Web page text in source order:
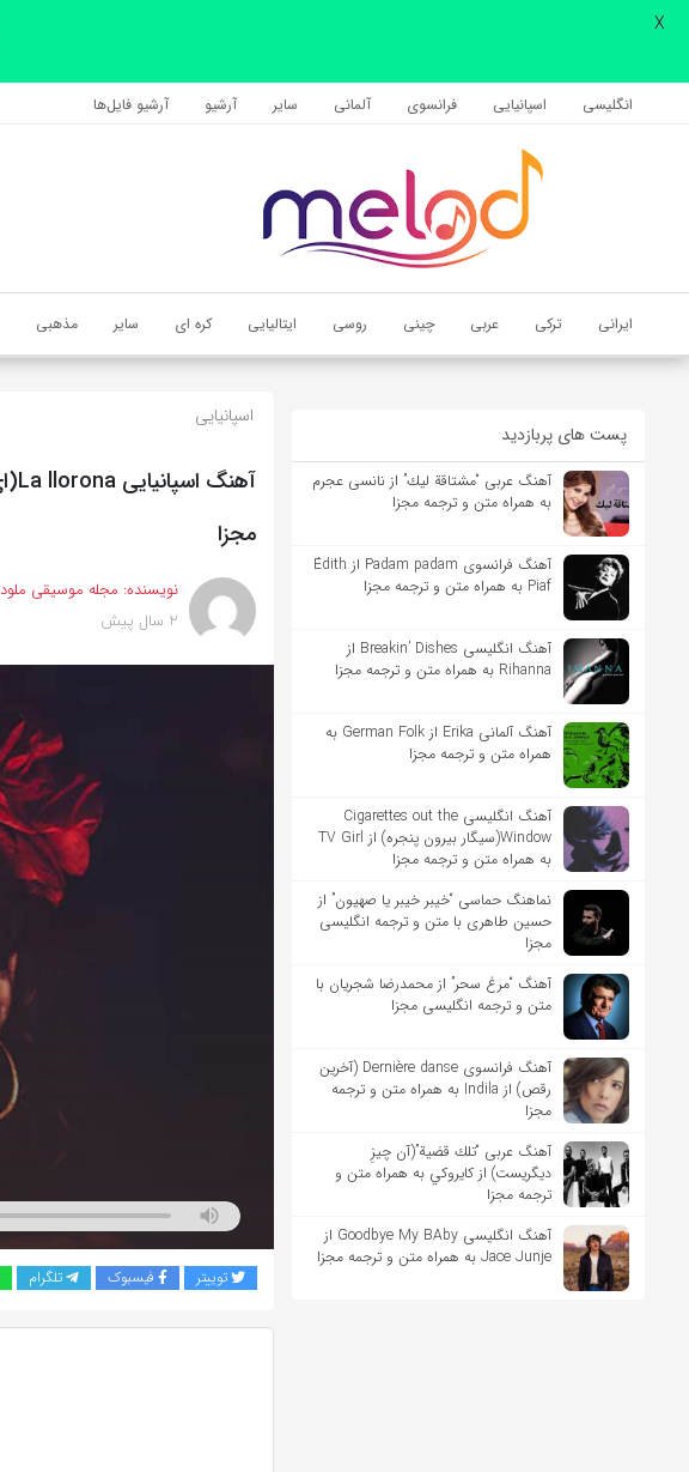
انگلیسی اسپانیایی فرانسوی آلمانی سایر آرشیو آرشیو فایل‌‎ها
ایرانی ترکی عربی چینی روسی ایتالیایی کره ای سایر مذهبی
اشتراک گذاری
با استفاده از روش‌های زیر می‌توانید این صفحه را با دوستان خود به
کپی لینک
پست های پربازدید
آهنگ عربی “مشتاقة لیك” از نانسی عجرم
به همراه متن و ترجمه مجزا
آهنگ فرانسوی Padam padam از Édith
Piaf به همراه متن و ترجمه مجزا
آهنگ انگلیسی Breakin’ Dishes از
Rihanna به همراه متن و ترجمه مجزا
آهنگ آلمانی Erika از German Folk به
همراه متن و ترجمه مجزا
آهنگ انگلیسی Cigarettes out the
Window(سیگار بیرون پنجره) از TV Girl
به همراه متن و ترجمه مجزا
نماهنگ حماسی “خیبر خیبر یا صهیون” از
حسین طاهری با متن و ترجمه انگلیسی
مجزا
آهنگ “مرغ سحر” از محمدرضا شجریان با
متن و ترجمه انگلیسی مجزا
آهنگ فرانسوی Dernière danse (آخرین
رقص) از Indila به همراه متن و ترجمه
مجزا
آهنگ عربی “تلك قضية”(آن چیزِ
دیگریست) از كايروكي به همراه متن و
ترجمه مجزا
آهنگ انگلیسی Goodbye My BAby از
Jace Junje به همراه متن و ترجمه مجزا
اسپانیایی
مجزا
نویسنده: مجله موسیقی ملود
2 سال پیش
توییتر فیسبوک تلگرام
X